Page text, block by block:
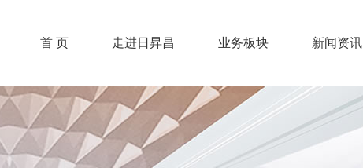
首 页 走进日昇昌 业务板块 新闻资讯